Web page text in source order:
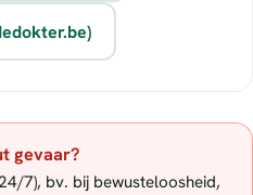
gevaar?
7), bv. bij bewusteloosheid,